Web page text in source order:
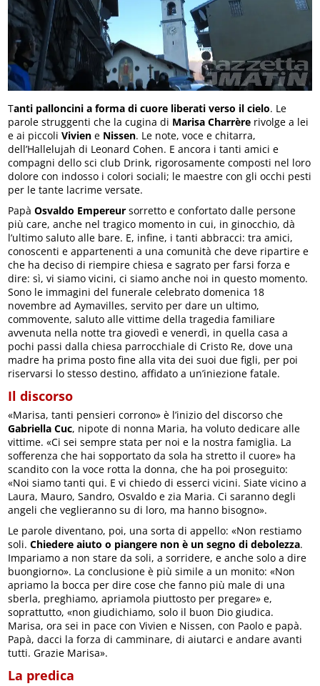
Tanti palloncini a forma di cuore liberati verso il cielo. Le
parole struggenti che la cugina di Marisa Charrère rivolge a lei
e ai piccoliVivien e Nissen. Le note, voce e chitarra,
dell’Hallelujah di Leonard Cohen. E ancora i tanti amici e
compagni dello sci club Drink, rigorosamente composti nel loro
dolore con indosso i colori sociali; le maestre con gli occhi pesti
per le tante lacrime versate.
PapàOsvaldo Empereur sorretto e confortato dalle persone
più care, anche nel tragico momento in cui, in ginocchio, dà
l’ultimo saluto alle bare. E, infine, i tanti abbracci: tra amici,
conoscenti e appartenenti a una comunità che deve ripartire e
che ha deciso di riempire chiesa e sagrato per farsi forza e
dire: sì, vi siamo vicini, ci siamo anche noi in questo momento.
Sono le immagini del funerale celebrato domenica 18
novembre ad Aymavilles, servito per dare un ultimo,
commovente, saluto alle vittime della tragedia familiare
avvenuta nella notte tra giovedì e venerdì, in quella casa a
pochi passi dalla chiesa parrocchiale di Cristo Re, dove una
madre ha prima posto fine alla vita dei suoi due figli, per poi
riservarsi lo stesso destino, affidato a un’iniezione fatale.
Il discorso
«Marisa, tanti pensieri corrono» è l’inizio del discorso che
Gabriella Cuc, nipote di nonna Maria, ha voluto dedicare alle
vittime. «Ci sei sempre stata per noi e la nostra famiglia. La
sofferenza che hai sopportato da sola ha stretto il cuore» ha
scandito con la voce rotta la donna, che ha poi proseguito:
«Noi siamo tanti qui. E vi chiedo di esserci vicini. Siate vicino a
Laura, Mauro, Sandro, Osvaldo e zia Maria. Ci saranno degli
angeli che veglieranno su di loro, ma hanno bisogno».
Le parole diventano, poi, una sorta di appello: «Non restiamo
soli.Chiedere aiuto o piangere non è un segno di debolezza.
Impariamo a non stare da soli, a sorridere, e anche solo a dire
buongiorno». La conclusione è più simile a un monito: «Non
apriamo la bocca per dire cose che fanno più male di una
sberla, preghiamo, apriamola piuttosto per pregare» e,
soprattutto, «non giudichiamo, solo il buon Dio giudica.
Marisa, ora sei in pace con Vivien e Nissen, con Paolo e papà.
Papà, dacci la forza di camminare, di aiutarci e andare avanti
tutti. Grazie Marisa».
La predica